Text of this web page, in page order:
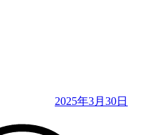
2025年3月30日